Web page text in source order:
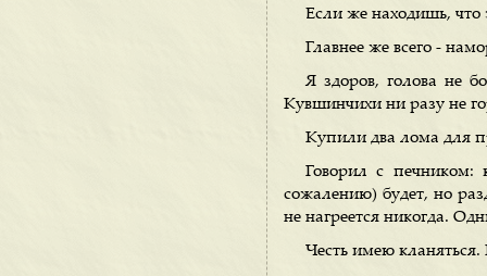
Если же находишь, что
Главнее же всего -
Я здоров, голова не
Кувшинчихи ни разу не
Купили два лома для
Говорил с печником:
сожалению) будет, но
не нагреется никогда.
Честь имею